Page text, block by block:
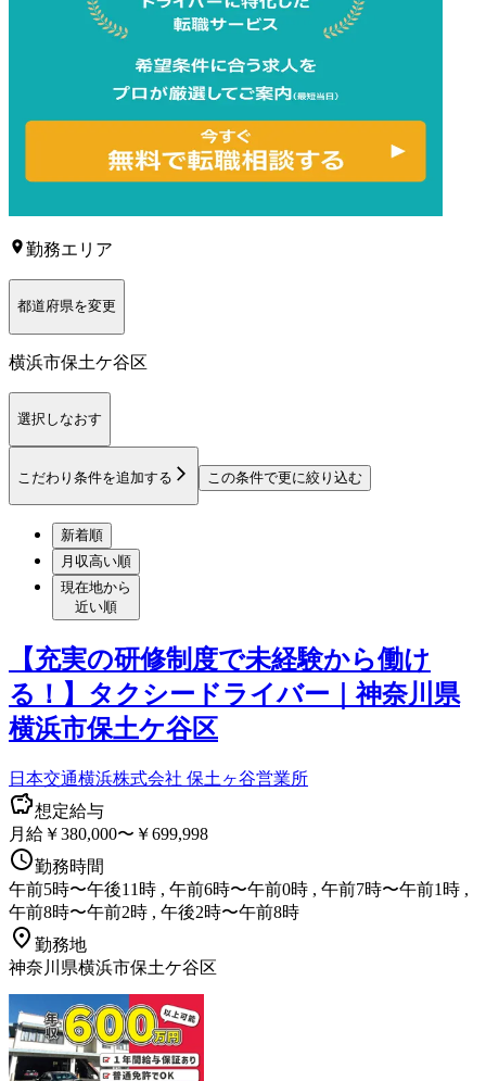
勤務エリア
都道府県を変更
横浜市保土ケ谷区
選択しなおす
こだわり条件を追加する この条件で更に絞り込む
新着順
月収高い順
現在地から
近い順
【充実の研修制度で未経験から働け
る！】タクシードライバー｜神奈川県
横浜市保土ケ谷区
日本交通横浜株式会社 保土ヶ谷営業所
想定給与
月給￥380,000〜￥699,998
勤務時間
午前5時〜午後11時 , 午前6時〜午前0時 , 午前7時〜午前1時 ,
午前8時〜午前2時 , 午後2時〜午前8時
勤務地
神奈川県横浜市保土ケ谷区